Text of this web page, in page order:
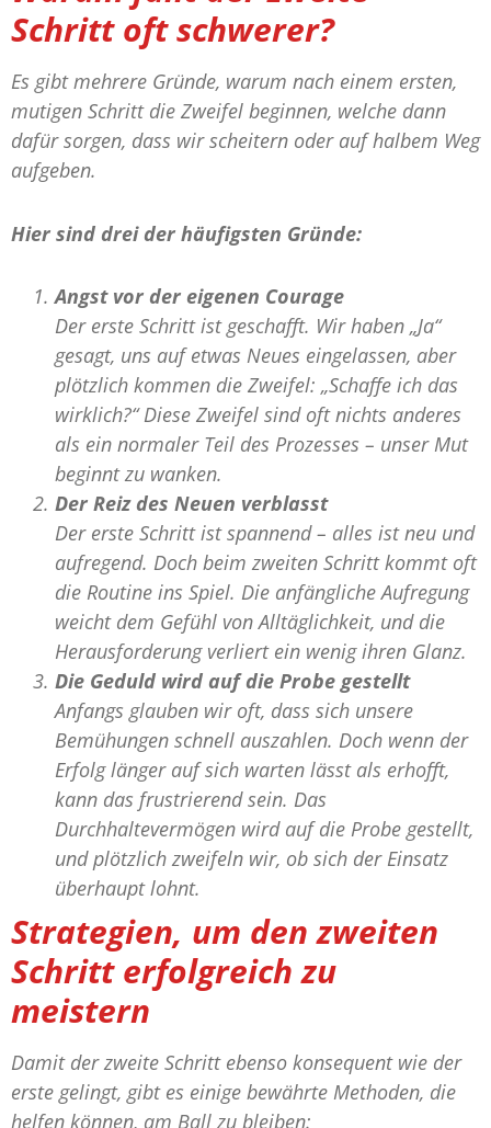
Schritt oft schwerer?
Es gibt mehrere Gründe, warum nach einem ersten,
mutigen Schritt die Zweifel beginnen, welche dann
dafür sorgen, dass wir scheitern oder auf halbem Weg
aufgeben.
Hier sind drei der häufigsten Gründe:
Angst vor der eigenen Courage
Der erste Schritt ist geschafft. Wir haben „Ja“
gesagt, uns auf etwas Neues eingelassen, aber
plötzlich kommen die Zweifel: „Schaffe ich das
wirklich?“ Diese Zweifel sind oft nichts anderes
als ein normaler Teil des Prozesses – unser Mut
beginnt zu wanken.
Der Reiz des Neuen verblasst
Der erste Schritt ist spannend – alles ist neu und
aufregend. Doch beim zweiten Schritt kommt oft
die Routine ins Spiel. Die anfängliche Aufregung
weicht dem Gefühl von Alltäglichkeit, und die
Herausforderung verliert ein wenig ihren Glanz.
Die Geduld wird auf die Probe gestellt
Anfangs glauben wir oft, dass sich unsere
Bemühungen schnell auszahlen. Doch wenn der
Erfolg länger auf sich warten lässt als erhofft,
kann das frustrierend sein. Das
Durchhaltevermögen wird auf die Probe gestellt,
und plötzlich zweifeln wir, ob sich der Einsatz
überhaupt lohnt.
Strategien, um den zweiten
Schritt erfolgreich zu
meistern
Damit der zweite Schritt ebenso konsequent wie der
erste gelingt, gibt es einige bewährte Methoden, die
helfen können, am Ball zu bleiben: